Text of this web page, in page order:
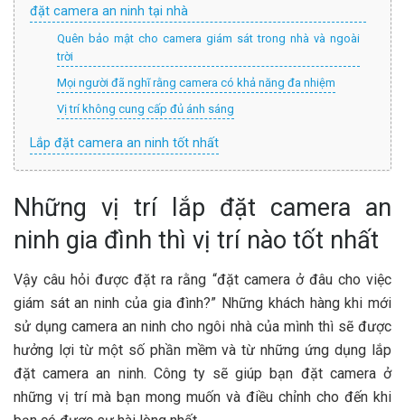
đặt camera an ninh tại nhà
Quên bảo mật cho camera giám sát trong nhà và ngoài
trời
Mọi người đã nghĩ rằng camera có khả năng đa nhiệm
Vị trí không cung cấp đủ ánh sáng
Lắp đặt camera an ninh tốt nhất
Những vị trí lắp đặt camera an
ninh gia đình thì vị trí nào tốt nhất
Vậy câu hỏi được đặt ra rằng “đặt camera ở đâu cho việc
giám sát an ninh của gia đình?” Những khách hàng khi mới
sử dụng camera an ninh cho ngôi nhà của mình thì sẽ được
hưởng lợi từ một số phần mềm và từ những ứng dụng lắp
đặt camera an ninh. Công ty sẽ giúp bạn đặt camera ở
những vị trí mà bạn mong muốn và điều chỉnh cho đến khi